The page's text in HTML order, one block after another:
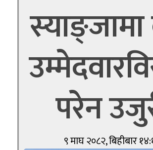
परेन
९ माघ २०८२, बिहीबार